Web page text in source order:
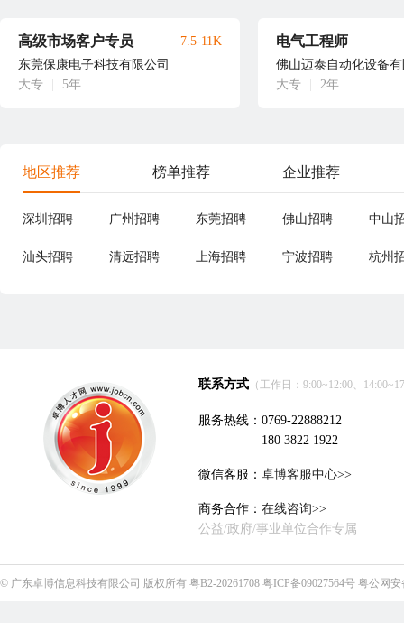
高级市场客户专员
东莞保康电子科技有限公司
大专
5年
7.5-11K 电气工程师
佛山迈泰自动化设备
大专
2年
地区推荐 榜单推荐 企业推荐
深圳招聘 广州招聘 东莞招聘 佛山招聘 中山
汕头招聘 清远招聘 上海招聘 宁波招聘 杭州
联系方式 （工作日：9:00~12:00、
服务热线：0769-22888212
180 3822 1922
微信客服： 卓博客服中心>>
商务合作： 在线咨询>>
公益/政府/事业单位合作专属
© 广东卓博信息科技有限公司 版权所有 粤B2-20261708 粤ICP备09027564号 粤公网安